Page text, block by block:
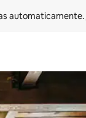
automaticamente.